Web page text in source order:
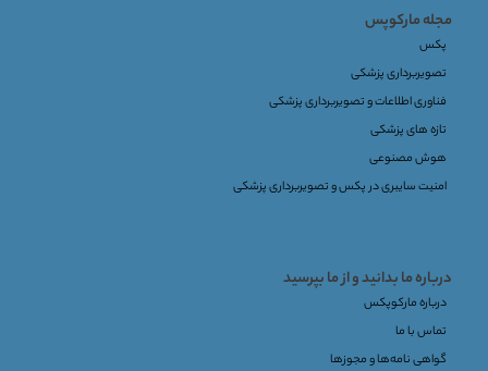
مجله مارکوپس
پکس
تصویربرداری پزشکی
فناوری اطلاعات و تصویربرداری پزشکی
تازه های پزشکی
هوش مصنوعی
امنیت سایبری در پکس و تصویربرداری پزشکی
درباره ما بدانید و از ما بپرسید
درباره مارکوپکس
تماس با ما
گواهی نامه‌ها و مجوزها